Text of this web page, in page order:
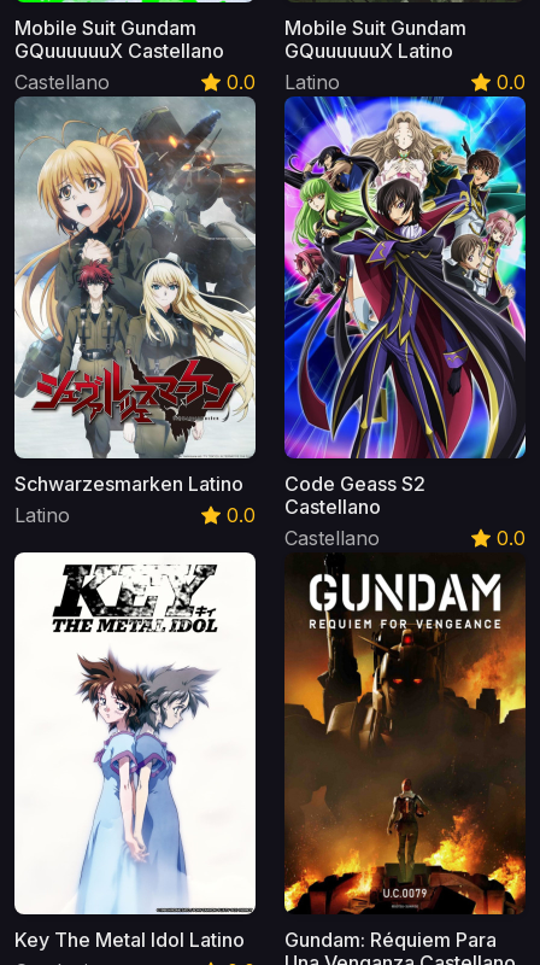
Mobile Suit Gundam
GQuuuuuuX Castellano
Castellano
0.0
Mobile Suit Gundam
GQuuuuuuX Latino
Latino
0.0
Schwarzesmarken Latino
Latino
0.0
Code Geass S2
Castellano
Castellano
0.0
Key The Metal Idol Latino
Gundam: Réquiem Para